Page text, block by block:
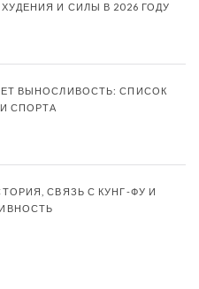
И СИЛЫ В 2026 ГОДУ
ВЫНОСЛИВОСТЬ: СПИСОК
СПОРТА
СВЯЗЬ С КУНГ-ФУ И